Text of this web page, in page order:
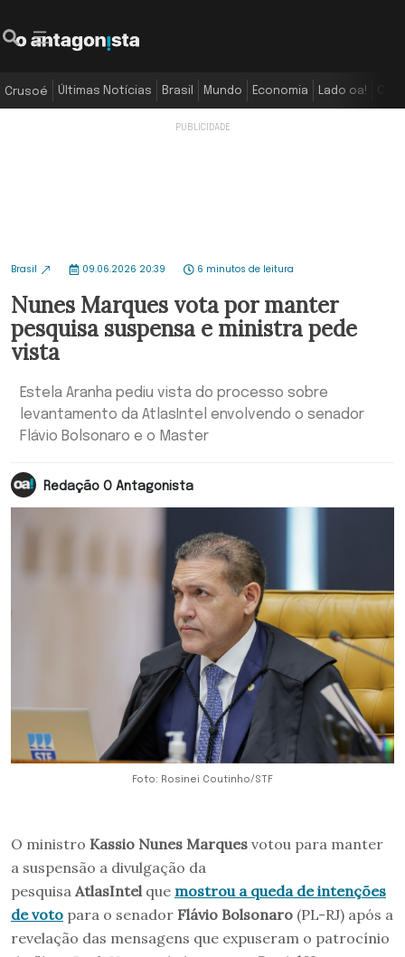
Crusoé Últimas Notícias Brasil Mundo Economia Lado oa!
Brasil 09.06.2026 20:39 6 minutos de leitura
Nunes Marques vota por manter
pesquisa suspensa e ministra pede
vista
Estela Aranha pediu vista do processo sobre
levantamento da AtlasIntel envolvendo o senador
Flávio Bolsonaro e o Master
Redação O Antagonista
Foto: Rosinei Coutinho/STF
O ministro Kassio Nunes Marques votou para manter
a suspensão a divulgação da
pesquisa AtlasIntel que mostrou a queda de intenções
de voto para o senador Flávio Bolsonaro (PL-RJ) após a
revelação das mensagens que expuseram o patrocínio